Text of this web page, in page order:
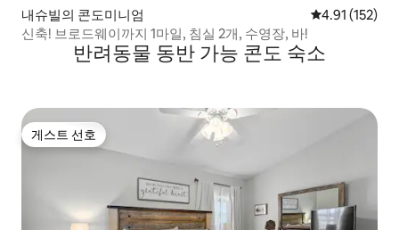
내슈빌의 콘도미니엄 평점 4.91점(5
4.91 (152)
신축! 브로드웨이까지 1마일, 침실 2개, 수영장, 바!
반려동물 동반 가능 콘도 숙소
게스트 선호
게스트 선호